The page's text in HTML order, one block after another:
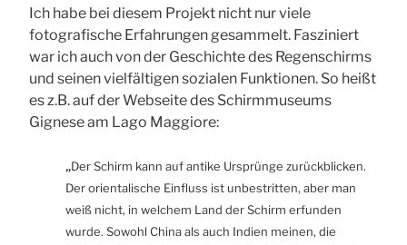
Ich habe bei diesem Projekt nicht nur viele
fotografische Erfahrungen gesammelt. Fasziniert
war ich auch von der Geschichte des Regenschirms
und seinen vielfältigen sozialen Funktionen. So heißt
es z.B. auf derWebseite des Schirmmuseums
Gignese am Lago Maggiore:
„Der Schirm kann auf antike Ursprünge zurückblicken.
Der orientalische Einfluss ist unbestritten, aber man
weiß nicht, in welchem Land der Schirm erfunden
wurde. Sowohl China als auch Indien meinen, die